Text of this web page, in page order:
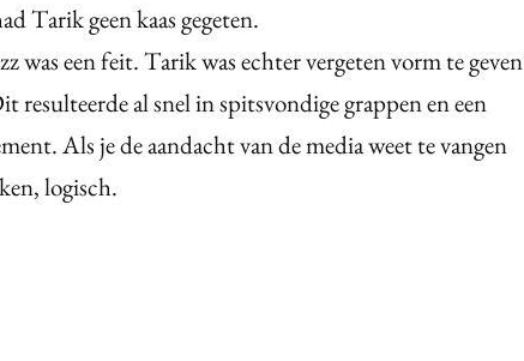
Tarik geen kaas gegeten.
was een feit. Tarik was echter vergeten vorm te geven
resulteerde al snel in spitsvondige grappen en een
Als je de aandacht van de media weet te vangen
logisch.